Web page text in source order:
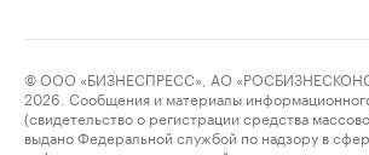
© ООО «БИЗНЕСПРЕСС», АО
2026. Сообщения и материалы информационного
(свидетельство о регистрации средства
выдано Федеральной службой по надзору в